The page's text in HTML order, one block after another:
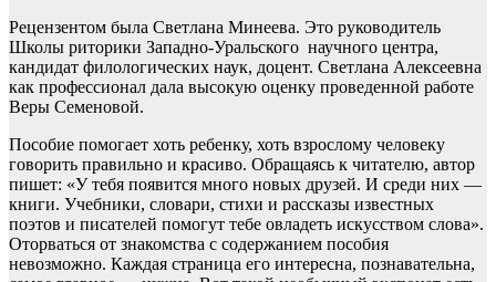
Рецензентом была Светлана Минеева. Это руководитель
Школы риторики Западно-Уральского научного центра,
кандидат филологических наук, доцент. Светлана Алексеевна
как профессионал дала высокую оценку проведенной работе
Веры Семеновой.
Пособие помогает хоть ребенку, хоть взрослому человеку
говорить правильно и красиво. Обращаясь к читателю, автор
пишет: «У тебя появится много новых друзей. И среди них —
книги. Учебники, словари, стихи и рассказы известных
поэтов и писателей помогут тебе овладеть искусством слова».
Оторваться от знакомства с содержанием пособия
невозможно. Каждая страница его интересна, познавательна,